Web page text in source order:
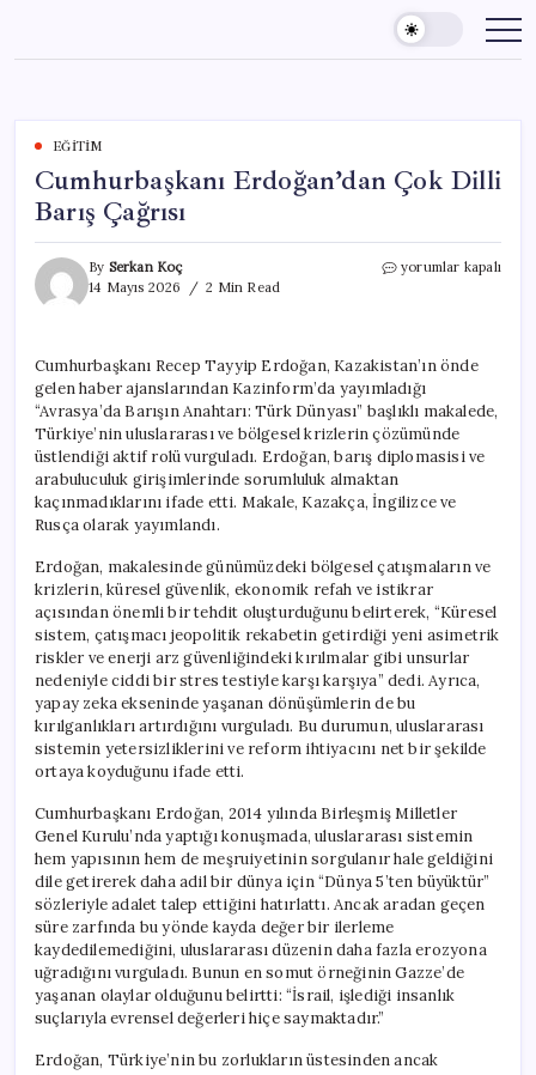
content
EĞITIM
Cumhurbaşkanı Erdoğan’dan Çok Dilli
Barış Çağrısı
By Serkan Koç
14 Mayıs 2026
2 Min Read
Cumhurbaşkanı
Çağrısı
için
yorumlar kapalı
Cumhurbaşkanı Recep Tayyip Erdoğan, Kazakistan’ın önde
gelen haber ajanslarından Kazinform’da yayımladığı
“Avrasya’da Barışın Anahtarı: Türk Dünyası” başlıklı makalede,
Türkiye’nin uluslararası ve bölgesel krizlerin çözümünde
üstlendiği aktif rolü vurguladı. Erdoğan, barış diplomasisi ve
arabuluculuk girişimlerinde sorumluluk almaktan
kaçınmadıklarını ifade etti. Makale, Kazakça, İngilizce ve
Rusça olarak yayımlandı.
Erdoğan, makalesinde günümüzdeki bölgesel çatışmaların ve
krizlerin, küresel güvenlik, ekonomik refah ve istikrar
açısından önemli bir tehdit oluşturduğunu belirterek, “Küresel
sistem, çatışmacı jeopolitik rekabetin getirdiği yeni asimetrik
riskler ve enerji arz güvenliğindeki kırılmalar gibi unsurlar
nedeniyle ciddi bir stres testiyle karşı karşıya” dedi. Ayrıca,
yapay zeka ekseninde yaşanan dönüşümlerin de bu
kırılganlıkları artırdığını vurguladı. Bu durumun, uluslararası
sistemin yetersizliklerini ve reform ihtiyacını net bir şekilde
ortaya koyduğunu ifade etti.
Cumhurbaşkanı Erdoğan, 2014 yılında Birleşmiş Milletler
Genel Kurulu’nda yaptığı konuşmada, uluslararası sistemin
hem yapısının hem de meşruiyetinin sorgulanır hale geldiğini
dile getirerek daha adil bir dünya için “Dünya 5’ten büyüktür”
sözleriyle adalet talep ettiğini hatırlattı. Ancak aradan geçen
süre zarfında bu yönde kayda değer bir ilerleme
kaydedilemediğini, uluslararası düzenin daha fazla erozyona
uğradığını vurguladı. Bunun en somut örneğinin Gazze’de
yaşanan olaylar olduğunu belirtti: “İsrail, işlediği insanlık
suçlarıyla evrensel değerleri hiçe saymaktadır.”
Erdoğan, Türkiye’nin bu zorlukların üstesinden ancak